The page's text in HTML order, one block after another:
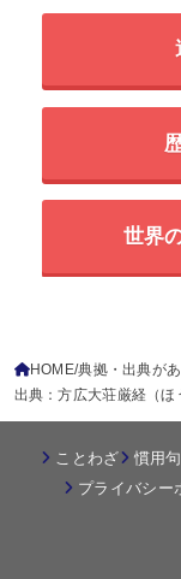
世界
HOME 典拠・出典が
出典：方広大荘厳経（
ことわざ 慣用句
プライバシー